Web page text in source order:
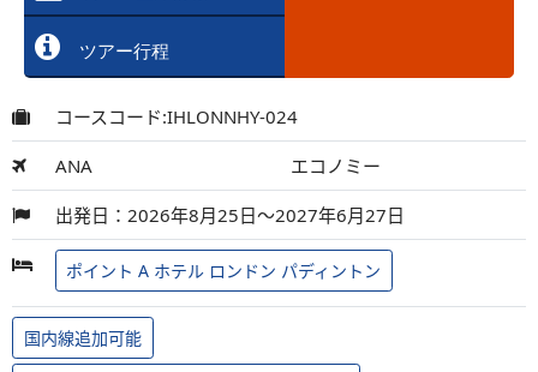
ツアー行程
コースコード:IHLONNHY-024
ANA エコノミー
出発日：2026年8月25日～2027年6月27日
ポイント A ホテル ロンドン パディントン
国内線追加可能